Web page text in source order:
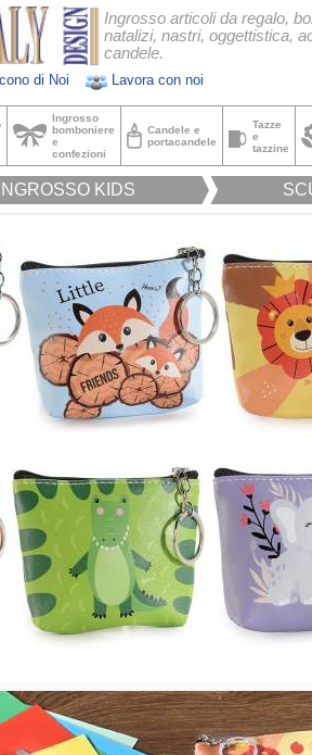
di Noi Lavora con noi
Ingrosso articoli da regalo,
natalizi, nastri, oggettistica,
candele.
Ingrosso
bomboniere
e
confezioni
Candele e
portacandele
Tazze
e
tazzine
INGROSSO KIDS